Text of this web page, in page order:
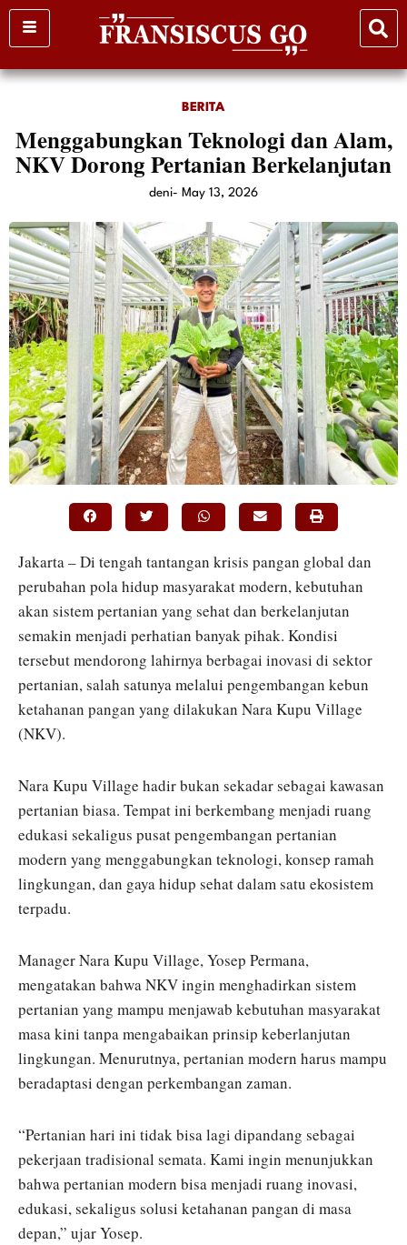
Skip
to
BERITA
Menggabungkan Teknologi dan Alam,
NKV Dorong Pertanian Berkelanjutan
deni- May 13, 2026
Jakarta – Di tengah tantangan krisis pangan global dan
perubahan pola hidup masyarakat modern, kebutuhan
akan sistem pertanian yang sehat dan berkelanjutan
semakin menjadi perhatian banyak pihak. Kondisi
tersebut mendorong lahirnya berbagai inovasi di sektor
pertanian, salah satunya melalui pengembangan kebun
ketahanan pangan yang dilakukan Nara Kupu Village
(NKV).
Nara Kupu Village hadir bukan sekadar sebagai kawasan
pertanian biasa. Tempat ini berkembang menjadi ruang
edukasi sekaligus pusat pengembangan pertanian
modern yang menggabungkan teknologi, konsep ramah
lingkungan, dan gaya hidup sehat dalam satu ekosistem
terpadu.
Manager Nara Kupu Village, Yosep Permana,
mengatakan bahwa NKV ingin menghadirkan sistem
pertanian yang mampu menjawab kebutuhan masyarakat
masa kini tanpa mengabaikan prinsip keberlanjutan
lingkungan. Menurutnya, pertanian modern harus mampu
beradaptasi dengan perkembangan zaman.
“Pertanian hari ini tidak bisa lagi dipandang sebagai
pekerjaan tradisional semata. Kami ingin menunjukkan
bahwa pertanian modern bisa menjadi ruang inovasi,
edukasi, sekaligus solusi ketahanan pangan di masa
depan,” ujar Yosep.